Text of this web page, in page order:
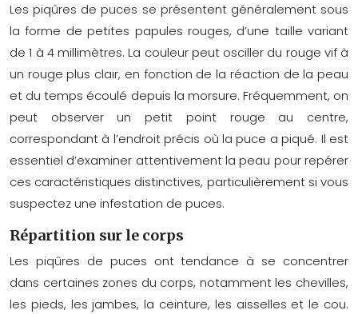
Les piqûres de puces se présentent généralement sous
la forme de petites papules rouges, d’une taille variant
de 1 à 4 millimètres. La couleur peut osciller du rouge vif à
un rouge plus clair, en fonction de la réaction de la peau
et du temps écoulé depuis la morsure. Fréquemment, on
peut observer un petit point rouge au centre,
correspondant à l’endroit précis où la puce a piqué. Il est
essentiel d’examiner attentivement la peau pour repérer
ces caractéristiques distinctives, particulièrement si vous
suspectez une infestation de puces.
Répartition sur le corps
Les piqûres de puces ont tendance à se concentrer
dans certaines zones du corps, notamment les chevilles,
les pieds, les jambes, la ceinture, les aisselles et le cou.